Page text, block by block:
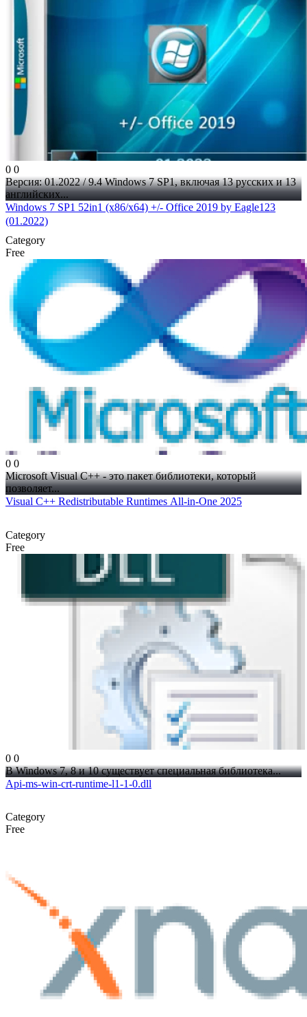
0 0
Версия: 01.2022 / 9.4 Windows 7 SP1, включая 13 русских и 13
английских...
Windows 7 SP1 52in1 (x86/x64) +/- Office 2019 by Eagle123
(01.2022)
Category
Free
0 0
Microsoft Visual C++ - это пакет библиотеки, который
позволяет...
Visual C++ Redistributable Runtimes All-in-One 2025
Category
Free
0 0
В Windows 7, 8 и 10 существует специальная библиотека...
Api-ms-win-crt-runtime-l1-1-0.dll
Category
Free